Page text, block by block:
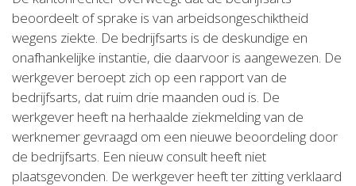
beoordeelt of sprake is van arbeidsongeschiktheid
wegens ziekte. De bedrijfsarts is de deskundige en
onafhankelijke instantie, die daarvoor is aangewezen. De
werkgever beroept zich op een rapport van de
bedrijfsarts, dat ruim drie maanden oud is. De
werkgever heeft na herhaalde ziekmelding van de
werknemer gevraagd om een nieuwe beoordeling door
de bedrijfsarts. Een nieuw consult heeft niet
plaatsgevonden. De werkgever heeft ter zitting verklaard